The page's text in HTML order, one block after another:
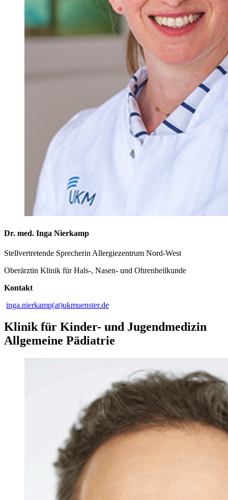
Dr. med. Inga Nierkamp
Stellvertretende Sprecherin Allergiezentrum Nord-West
Oberärztin Klinik für Hals-, Nasen- und Ohrenheilkunde
Kontakt
inga.nierkamp(at)ukmuenster.de
Klinik für Kinder- und Jugendmedizin
Allgemeine Pädiatrie